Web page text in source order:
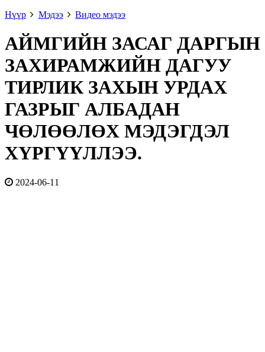
Нүүр
Мэдээ Видео мэдээ
АЙМГИЙН ЗАСАГ ДАРГЫН
ЗАХИРАМЖИЙН ДАГУУ
ТИРЛИК ЗАХЫН УРДАХ
ГАЗРЫГ АЛБАДАН
ЧӨЛӨӨЛӨХ МЭДЭГДЭЛ
ХҮРГҮҮЛЛЭЭ.
2024-06-11